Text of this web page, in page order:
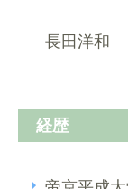
長田洋和
経歴